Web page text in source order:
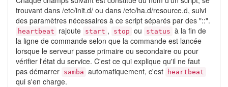
trouvant dans /etc/init.d/ ou dans /etc/ha.d/resource.d, suivi
des paramètres nécessaires à ce script séparés par des "::".
heartbeat rajoute start , stop ou status à la fin de
la ligne de commande selon que la commande est lancée
lorsque le serveur passe primaire ou secondaire ou pour
vérifier l'état du service. C'est ce qui explique qu'il ne faut
pas démarrer samba automatiquement, c'est heartbeat
qui s'en charge.